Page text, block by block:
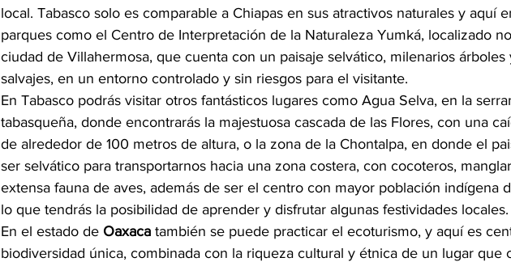
local. Tabasco solo es comparable a Chiapas en sus atractivos naturales y aquí
parques como el Centro de Interpretación de la Naturaleza Yumká, localizado
ciudad de Villahermosa, que cuenta con un paisaje selvático, milenarios árboles
salvajes, en un entorno controlado y sin riesgos para el visitante.
En Tabasco podrás visitar otros fantásticos lugares como Agua Selva, en la
tabasqueña, donde encontrarás la majestuosa cascada de las Flores, con una
de alrededor de 100 metros de altura, o la zona de la Chontalpa, en donde el
ser selvático para transportarnos hacia una zona costera, con cocoteros,
extensa fauna de aves, además de ser el centro con mayor población indígena
lo que tendrás la posibilidad de aprender y disfrutar algunas festividades locales.
En el estado de Oaxaca también se puede practicar el ecoturismo, y aquí es
biodiversidad única, combinada con la riqueza cultural y étnica de un lugar que